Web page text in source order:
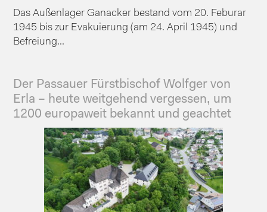
Das Außenlager Ganacker bestand vom 20. Feburar
1945 bis zur Evakuierung (am 24. April 1945) und
Befreiung...
Der Passauer Fürstbischof Wolfger von
Erla – heute weitgehend vergessen, um
1200 europaweit bekannt und geachtet